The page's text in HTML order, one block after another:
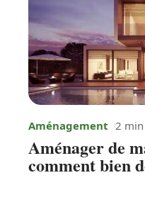
Aménagement 2
Aménager de
comment bien